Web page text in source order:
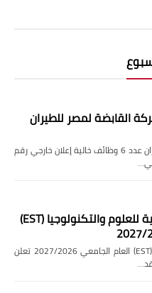
القابضة لمصر للطيران
بالتعاقد وظائف الشركة القابضة لمصر للطيران عدد 6 وظائف خالية إعلان خارجي رقم
إعلان وظائف المصرية للعلوم والتكنولوجيا (EST)
إعلان وظائف المصرية للعلوم والتكنولوجيا (EST) العام الجامعي 2027/2026 تعلن